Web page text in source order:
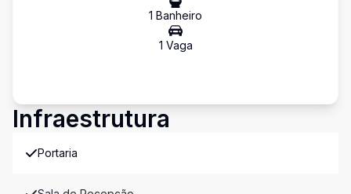
1 Banheiro
1 Vaga
Infraestrutura
Portaria